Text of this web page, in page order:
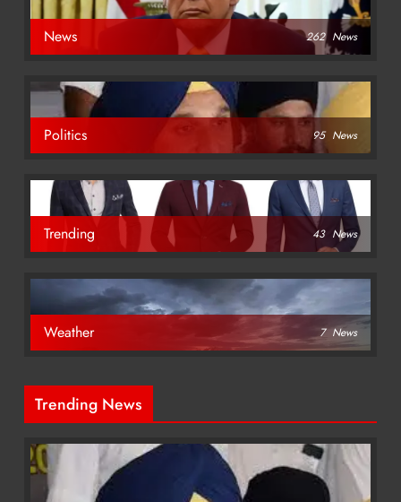
News 262 News
Politics 95 News
Trending 43 News
Weather 7 News
Trending News